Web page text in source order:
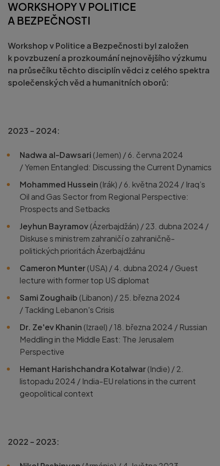
WORKSHOPY V POLITICE
A BEZPEČNOSTI
Workshop v Politice a Bezpečnosti byl založen
k povzbuzení a prozkoumání nejnovějšího výzkumu
na průsečíku těchto disciplín vědci z celého spektra
společenských věd a humanitních oborů:
2023 – 2024:
Nadwa al-Dawsari (Jemen) / 6. června 2024
/Yemen Entangled: Discussing the Current Dynamics
Mohammed Hussein (Irák) / 6. května 2024 / Iraq’s
Oil and Gas Sector from Regional Perspective:
Prospects and Setbacks
Jeyhun Bayramov(Ázerbajdžán) / 23. dubna 2024 /
Diskuse s ministrem zahraničí o zahraničně-
politických prioritách Ázerbajdžánu
Cameron Munter(USA) / 4. dubna 2024 /Guest
lecture with former top US diplomat
Sami Zoughaib (Libanon) / 25. března 2024
/Tackling Lebanon's Crisis
Dr. Ze'ev Khanin (Izrael) / 18. března 2024 / Russian
Meddling in the Middle East: The Jerusalem
Perspective
Hemant Harishchandra Kotalwar(Indie) / 2.
listopadu 2024 / India-EU relations in the current
geopolitical context
2022 – 2023: